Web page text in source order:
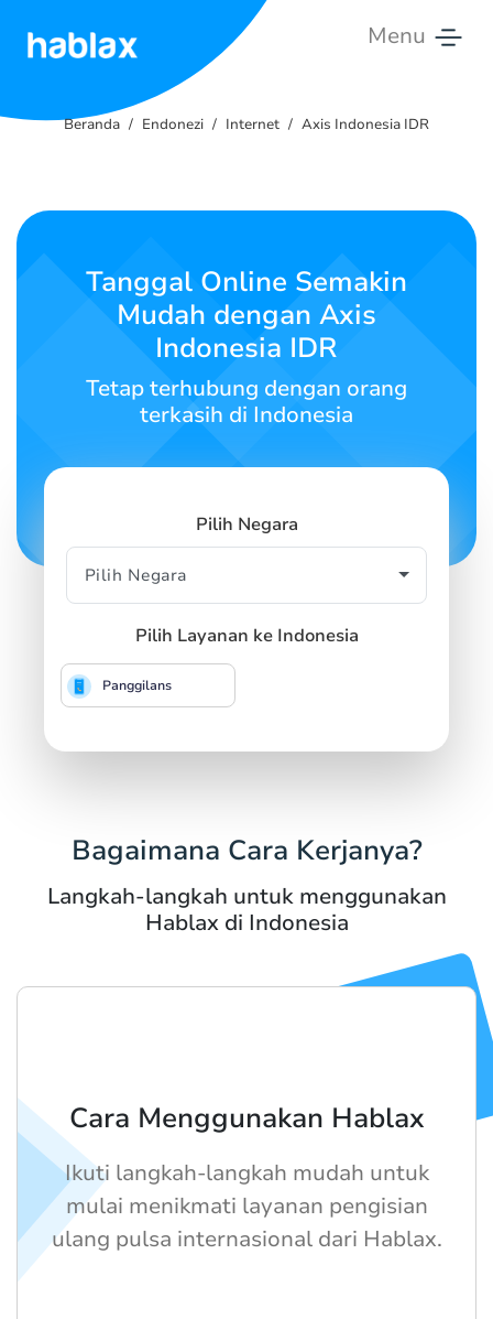
Menu
Tarif
Hubungi
Kami
Bahasa Indonesia
Beranda Endonezi Internet Axis Indonesia IDR
Tanggal Online Semakin
Mudah dengan Axis
Indonesia IDR
Tetap terhubung dengan orang
terkasih di Indonesia
Pilih Negara
Pilih Layanan ke Indonesia
Panggilans
Bagaimana Cara Kerjanya?
Langkah-langkah untuk menggunakan
Hablax di Indonesia
Cara Menggunakan Hablax
Ikuti langkah-langkah mudah untuk
mulai menikmati layanan pengisian
ulang pulsa internasional dari Hablax.